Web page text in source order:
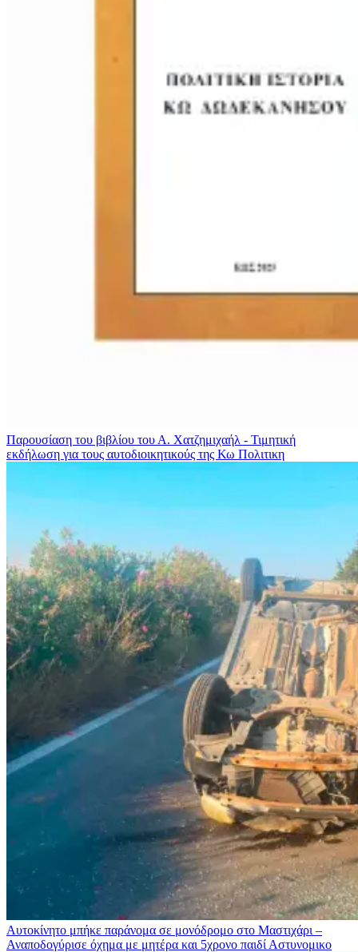
Παρουσίαση του βιβλίου του Α. Χατζημιχαήλ - Τιμητική
εκδήλωση για τους αυτοδιοικητικούς της Κω Πολιτικη
Αυτοκίνητο μπήκε παράνομα σε μονόδρομο στο Μαστιχάρι –
Αναποδογύρισε όχημα με μητέρα και 5χρονο παιδί Αστυνομικο